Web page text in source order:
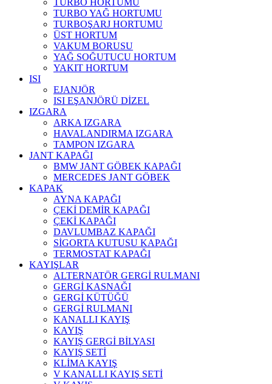
TURBO HORTUMU
TURBO YAĞ HORTUMU
TURBOŞARJ HORTUMU
ÜST HORTUM
VAKUM BORUSU
YAĞ SOĞUTUCU HORTUM
YAKIT HORTUM
ISI
EJANJÖR
ISI EŞANJÖRÜ DİZEL
IZGARA
ARKA IZGARA
HAVALANDIRMA IZGARA
TAMPON IZGARA
JANT KAPAĞI
BMW JANT GÖBEK KAPAĞI
MERCEDES JANT GÖBEK
KAPAK
AYNA KAPAĞI
ÇEKİ DEMİR KAPAĞI
ÇEKİ KAPAĞI
DAVLUMBAZ KAPAĞI
SİGORTA KUTUSU KAPAĞI
TERMOSTAT KAPAĞI
KAYIŞLAR
ALTERNATÖR GERGİ RULMANI
GERGİ KASNAĞI
GERGİ KÜTÜĞÜ
GERGİ RULMANI
KANALLI KAYIŞ
KAYIŞ
KAYIŞ GERGİ BİLYASI
KAYIŞ SETİ
KLİMA KAYIŞ
V KANALLI KAYIŞ SETİ